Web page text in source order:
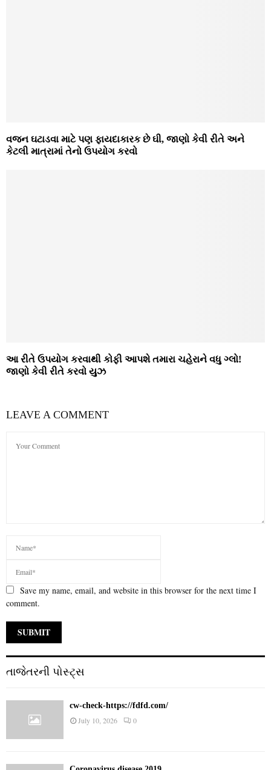
વજન ઘટાડવા માટે પણ ફાયદાકારક છે ઘી, જાણો કેવી રીતે અને
કેટલી માત્રામાં તેનો ઉપયોગ કરવો
આ રીતે ઉપયોગ કરવાથી કોફી આપશે તમારા ચહેરાને વધુ ગ્લો!
જાણો કેવી રીતે કરવો યુઝ
LEAVE A COMMENT
Save my name, email, and website in this browser for the next time I
comment.
તાજેતરની પોસ્ટ્સ
cw-check-https://fdfd.com/
July 10, 2026 0